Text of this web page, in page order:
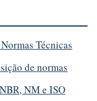
Técnicas
de normas
NM e ISO